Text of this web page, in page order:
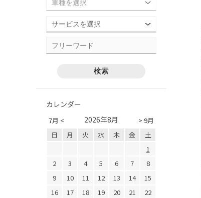
カレンダー
7月 < > 9月
2026年8月
日 月 火 水 木 金
土
1
2
3 4 5 6 7
8
9
10 11 12 13 14
15
16
17 18 19 20 21
22